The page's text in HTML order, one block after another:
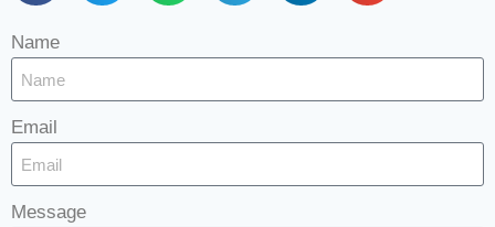
Name
Email
Message